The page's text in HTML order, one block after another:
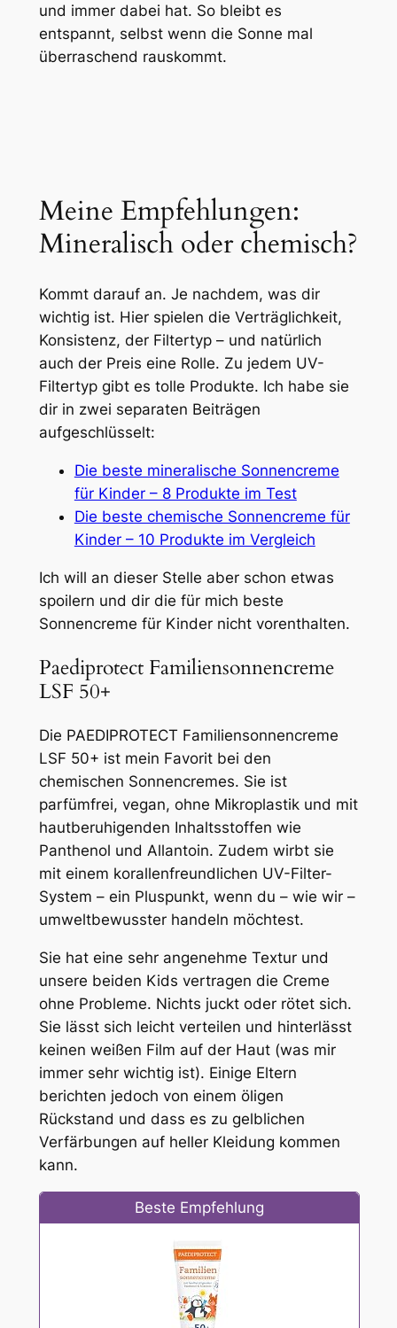
und immer dabei hat. So bleibt es
entspannt, selbst wenn die Sonne mal
überraschend rauskommt.
Meine Empfehlungen:
Mineralisch oder chemisch?
Kommt darauf an. Je nachdem, was dir
wichtig ist. Hier spielen die Verträglichkeit,
Konsistenz, der Filtertyp – und natürlich
auch der Preis eine Rolle. Zu jedem UV-
Filtertyp gibt es tolle Produkte. Ich habe sie
dir in zwei separaten Beiträgen
aufgeschlüsselt:
Die beste mineralische Sonnencreme
für Kinder – 8 Produkte im Test
Die beste chemische Sonnencreme für
Kinder – 10 Produkte im Vergleich
Ich will an dieser Stelle aber schon etwas
spoilern und dir die für mich beste
Sonnencreme für Kinder nicht vorenthalten.
Paediprotect Familiensonnencreme
LSF 50+
Die PAEDIPROTECT Familiensonnencreme
LSF 50+ ist mein Favorit bei den
chemischen Sonnencremes. Sie ist
parfümfrei, vegan, ohne Mikroplastik und mit
hautberuhigenden Inhaltsstoffen wie
Panthenol und Allantoin. Zudem wirbt sie
mit einem korallenfreundlichen UV-Filter-
System – ein Pluspunkt, wenn du – wie wir –
umweltbewusster handeln möchtest.
Sie hat eine sehr angenehme Textur und
unsere beiden Kids vertragen die Creme
ohne Probleme. Nichts juckt oder rötet sich.
Sie lässt sich leicht verteilen und hinterlässt
keinen weißen Film auf der Haut (was mir
immer sehr wichtig ist). Einige Eltern
berichten jedoch von einem öligen
Rückstand und dass es zu gelblichen
Verfärbungen auf heller Kleidung kommen
kann.
Beste Empfehlung